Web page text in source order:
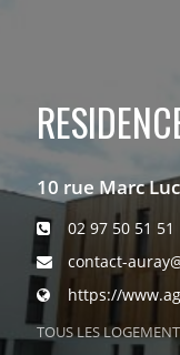
10 rue Marc
02 97 50 51 51
contact-
https://
TOUS LES